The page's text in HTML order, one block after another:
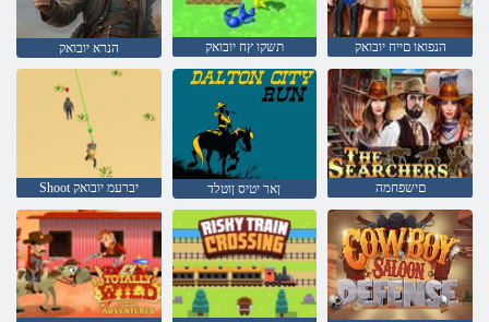
הנרא יובואק תשקו ץח יובואק הנפואו םייח יובואק
Shoot יברעמ יובואק ןאר יטיס ןוטלד םישפחמה